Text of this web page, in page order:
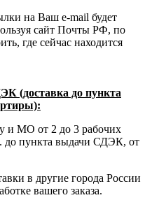
на Ваш e-mail будет
сайт Почты РФ, по
где сейчас находится
(доставка до пункта
и МО от 2 до 3 рабочих
до пункта выдачи СДЭК, от
в другие города России
вашего заказа.